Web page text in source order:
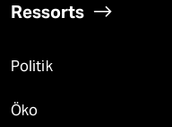
Ressorts
Politik
Öko